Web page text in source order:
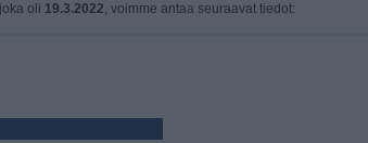
oli 19.3.2022, voimme antaa seuraavat tiedot: